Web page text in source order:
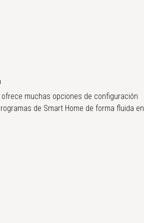
ofrece muchas opciones de configuración
de Smart Home de forma fluida en